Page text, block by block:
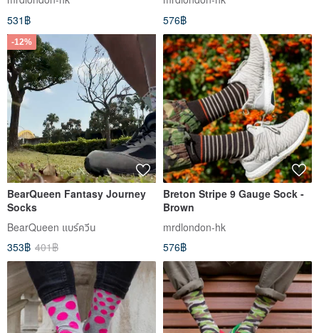
531฿
576฿
-12%
BearQueen Fantasy Journey
Socks
BearQueen แบร์ควีน
353฿ 401฿
Breton Stripe 9 Gauge Sock -
Brown
mrdlondon-hk
576฿